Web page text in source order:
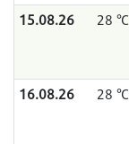
15.08.26 28 °C
16.08.26 28 °C